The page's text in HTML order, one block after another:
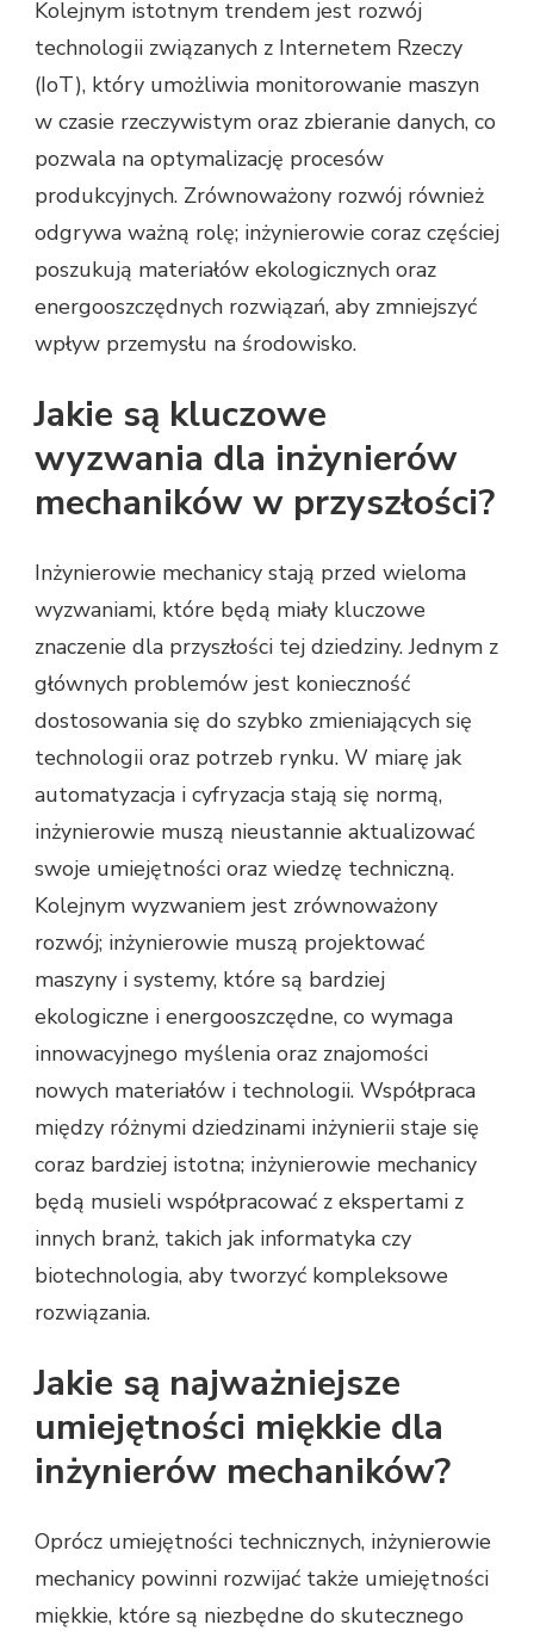
Kolejnym istotnym trendem jest rozwój
technologii związanych z Internetem Rzeczy
(IoT), który umożliwia monitorowanie maszyn
w czasie rzeczywistym oraz zbieranie danych, co
pozwala na optymalizację procesów
produkcyjnych. Zrównoważony rozwój również
odgrywa ważną rolę; inżynierowie coraz częściej
poszukują materiałów ekologicznych oraz
energooszczędnych rozwiązań, aby zmniejszyć
wpływ przemysłu na środowisko.
Jakie są kluczowe
wyzwania dla inżynierów
mechaników w przyszłości?
Inżynierowie mechanicy stają przed wieloma
wyzwaniami, które będą miały kluczowe
znaczenie dla przyszłości tej dziedziny. Jednym z
głównych problemów jest konieczność
dostosowania się do szybko zmieniających się
technologii oraz potrzeb rynku. W miarę jak
automatyzacja i cyfryzacja stają się normą,
inżynierowie muszą nieustannie aktualizować
swoje umiejętności oraz wiedzę techniczną.
Kolejnym wyzwaniem jest zrównoważony
rozwój; inżynierowie muszą projektować
maszyny i systemy, które są bardziej
ekologiczne i energooszczędne, co wymaga
innowacyjnego myślenia oraz znajomości
nowych materiałów i technologii. Współpraca
między różnymi dziedzinami inżynierii staje się
coraz bardziej istotna; inżynierowie mechanicy
będą musieli współpracować z ekspertami z
innych branż, takich jak informatyka czy
biotechnologia, aby tworzyć kompleksowe
rozwiązania.
Jakie są najważniejsze
umiejętności miękkie dla
inżynierów mechaników?
Oprócz umiejętności technicznych, inżynierowie
mechanicy powinni rozwijać także umiejętności
miękkie, które są niezbędne do skutecznego